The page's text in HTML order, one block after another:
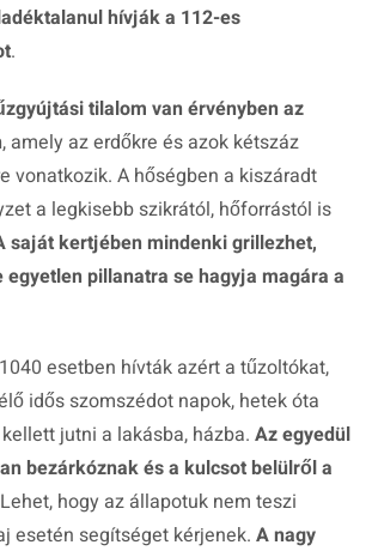
hívják a 112-es
.
tilalom van érvényben az
, amely az erdőkre és azok kétszáz
vonatkozik. A hőségben a kiszáradt
a legkisebb szikrától, hőforrástól is
saját kertjében mindenki grillezhet,
egyetlen pillanatra se hagyja magára a
esetben hívták azért a tűzoltókat,
idős szomszédot napok, hetek óta
jutni a lakásba, házba. Az egyedül
bezárkóznak és a kulcsot belülről a
Lehet, hogy az állapotuk nem teszi
esetén segítséget kérjenek. A nagy